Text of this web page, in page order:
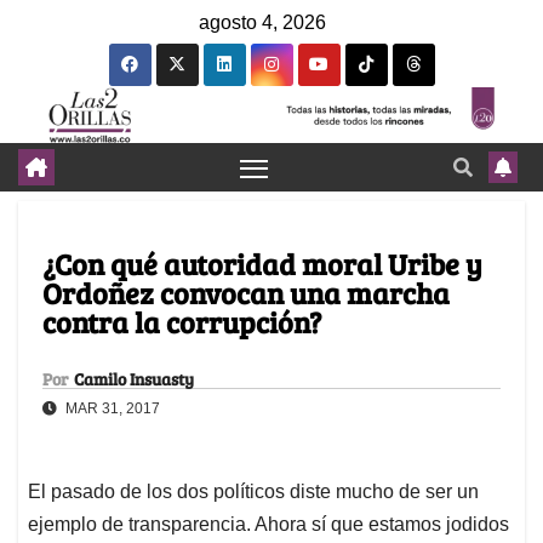
agosto 4, 2026
¿Con qué autoridad moral Uribe y
Ordoñez convocan una marcha
contra la corrupción?
Por Camilo Insuasty
MAR 31, 2017
El pasado de los dos políticos diste mucho de ser un
ejemplo de transparencia. Ahora sí que estamos jodidos